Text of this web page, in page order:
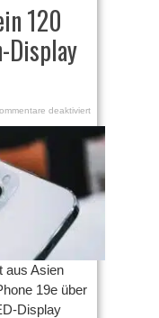
120
Display
deaktiviertfür
19e
120
Hertz
aus Asien
19e über
Display